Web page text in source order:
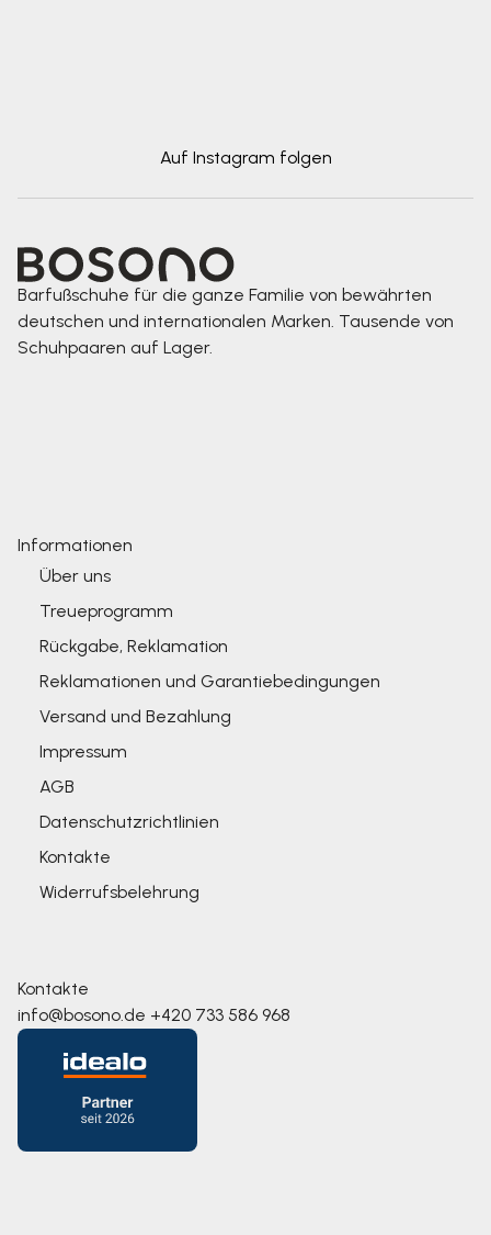
Auf Instagram folgen
Barfußschuhe für die ganze Familie von bewährten
deutschen und internationalen Marken. Tausende von
Schuhpaaren auf Lager.
Informationen
Über uns
Treueprogramm
Rückgabe, Reklamation
Reklamationen und Garantiebedingungen
Versand und Bezahlung
Impressum
AGB
Datenschutzrichtlinien
Kontakte
Widerrufsbelehrung
Kontakte
info@bosono.de +420 733 586 968